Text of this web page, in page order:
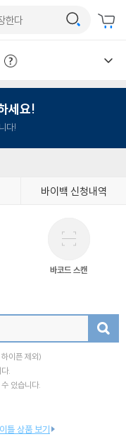
세요!
다!
바이백 신청내역
바코드 스캔
이픈 제외)
.
있습니다.
틀 상품 보기